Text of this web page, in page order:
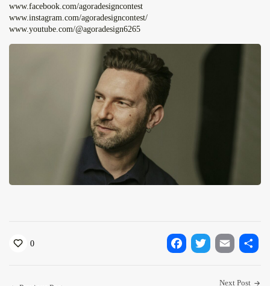
www.facebook.com/agoradesigncontest
www.instagram.com/agoradesigncontest/
www.youtube.com/@agoradesign6265
0
Next Post